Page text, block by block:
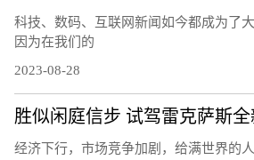
科技、数码、互联网新闻如今都成为了
因为在我们的
2023-08-28
胜似闲庭信步 试驾雷克萨斯全
经济下行，市场竞争加剧，给满世界的